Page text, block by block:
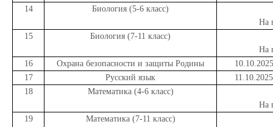
14
Биология (5-6 класс)
На
15
Биология (7-11 класс)
На
16
Охрана безопасности и защиты Родины
17
Русский язык
18
Математика (4-6 класс)
На
19
Математика (7-11 класс)